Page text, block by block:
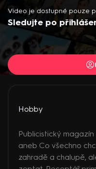
Video je dostupné pouze
Sledujte po
Hobby
Publicistický
aneb Co všechno
zahradě a chalupě,